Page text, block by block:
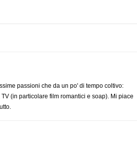
passioni che da un po' di tempo coltivo:
(in particolare film romantici e soap). Mi piace